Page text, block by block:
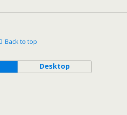
Back to top
Desktop